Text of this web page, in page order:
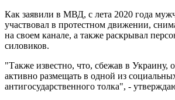
Как заявили в МВД, с лета 2020 года
участвовал в протестном движении,
на своем канале, а также раскрывал
силовиков.
"Также известно, что, сбежав в Украину,
активно размещать в одной из
антигосударственного толка", -